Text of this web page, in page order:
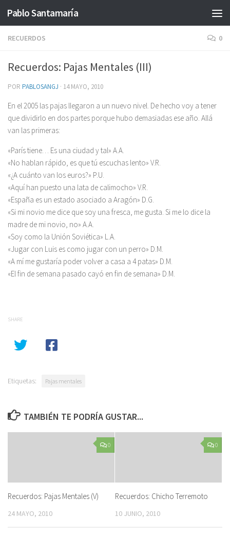
Saltar al contenido
Pablo Santamaría
RECUERDOS 0
Recuerdos: Pajas Mentales (III)
POR PABLOSANGJ · 14 MAYO, 2010
En el 2005 las pajas llegaron a un nuevo nivel. De hecho voy a tener
que dividirlo en dos partes porque hubo demasiadas ese año. Allá
van las primeras:
«París tiene… Es una ciudad y tal» A.A.
«No hablan rápido, es que tú escuchas lento» V.R.
«¿A cuánto van los euros?» P.U.
«Aquí han puesto una lata de calimocho» V.R.
«España es un estado asociado a Aragón» D.G.
«Si mi novio me dice que soy una fresca, me gusta. Si me lo dice la
madre de mi novio, no» A.A.
«Soy como la Unión Soviética» L.A.
«Jugar con Luis es como jugar con un perro» D.M.
«A mí me gustaría poder volver a casa a 4 patas» D.M.
«El fin de semana pasado cayó en fin de semana» D.M.
SHARE
Etiquetas: Pajas mentales
TAMBIÉN TE PODRÍA GUSTAR...
0
Recuerdos: Pajas Mentales (V)
24 MAYO, 2010
0
Recuerdos: Chicho Terremoto
10 JUNIO, 2010